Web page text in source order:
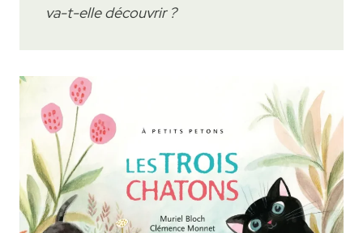
va-t-elle découvrir ?